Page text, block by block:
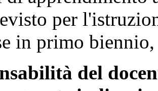
per
in primo
del